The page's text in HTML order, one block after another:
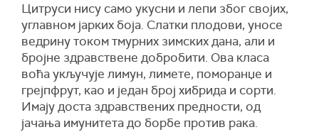
Цитруси нису само укусни и лепи због својих,
углавном јарких боја. Слатки плодови, уносе
ведрину током тмурних зимских дана, али и
бројне здравствене добробити. Ова класа
воћа укључује лимун, лимете, поморанџе и
грејпфрут, као и један број хибрида и сорти.
Имају доста здравствених предности, од
јачања имунитета до борбе против рака.